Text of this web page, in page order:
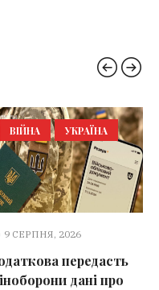
ВІЙНА УКРАЇНА
9 СЕРПНЯ, 2026
передасть
дані про